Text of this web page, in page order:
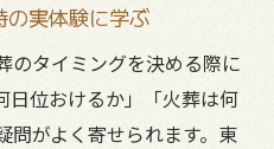
の実体験に学ぶ
のタイミングを決める際に
日位おけるか」「火葬は何
問がよく寄せられます。東